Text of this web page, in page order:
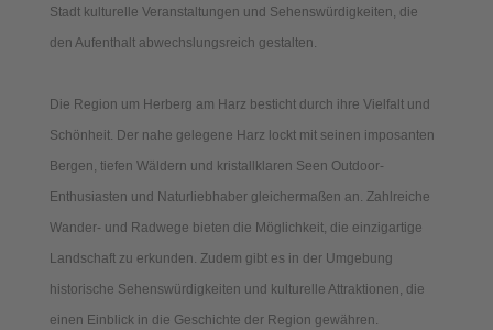
Stadt kulturelle Veranstaltungen und Sehenswürdigkeiten, die
den Aufenthalt abwechslungsreich gestalten.
Die Region um Herberg am Harz besticht durch ihre Vielfalt und
Schönheit. Der nahe gelegene Harz lockt mit seinen imposanten
Bergen, tiefen Wäldern und kristallklaren Seen Outdoor-
Enthusiasten und Naturliebhaber gleichermaßen an. Zahlreiche
Wander- und Radwege bieten die Möglichkeit, die einzigartige
Landschaft zu erkunden. Zudem gibt es in der Umgebung
historische Sehenswürdigkeiten und kulturelle Attraktionen, die
einen Einblick in die Geschichte der Region gewähren.